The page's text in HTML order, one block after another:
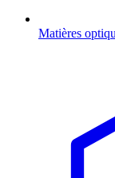
Matières